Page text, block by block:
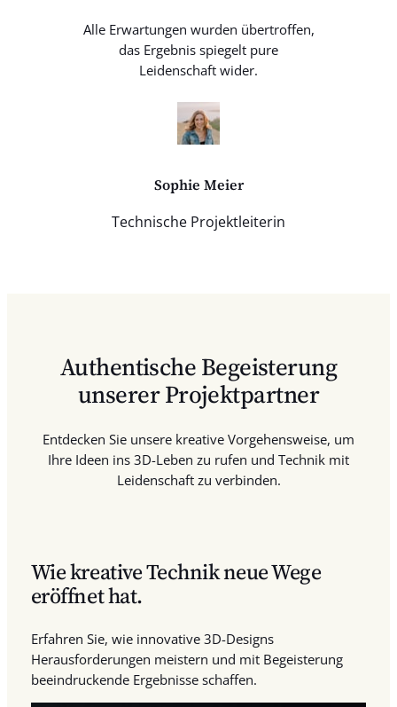
Alle Erwartungen wurden übertroffen,
das Ergebnis spiegelt pure
Leidenschaft wider.
Sophie Meier
Technische Projektleiterin
Authentische Begeisterung
unserer Projektpartner
Entdecken Sie unsere kreative Vorgehensweise, um
Ihre Ideen ins 3D-Leben zu rufen und Technik mit
Leidenschaft zu verbinden.
Wie kreative Technik neue Wege
eröffnet hat.
Erfahren Sie, wie innovative 3D-Designs
Herausforderungen meistern und mit Begeisterung
beeindruckende Ergebnisse schaffen.